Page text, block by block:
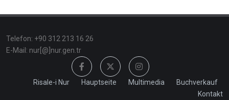
Telefon: +90 312 213 16 26
E-Mail: nur[@]nur.gen.tr
Risale-i Nur Hauptseite Multimedia
Buchverkauf
Kontakt